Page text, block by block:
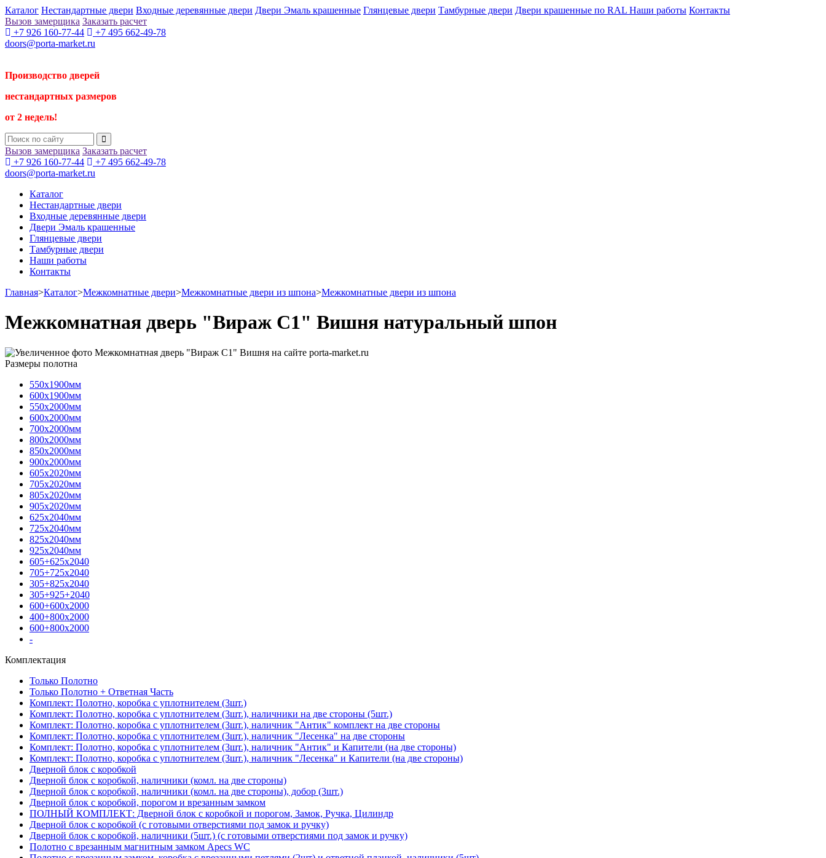
Каталог Нестандартные двери Входные деревянные двери Двери Эмаль крашенные Глянцевые двери Тамбурные двери Двери крашенные по RAL Наши работы Контакты
Вызов замерщика Заказать расчет
+7 926 160-77-44
+7 495 662-49-78
doors@porta-market.ru
Производство дверей
нестандартных размеров
от 2 недель!
Вызов замерщика Заказать расчет
+7 926 160-77-44
+7 495 662-49-78
doors@porta-market.ru
Каталог
Нестандартные двери
Входные деревянные двери
Двери Эмаль крашенные
Глянцевые двери
Тамбурные двери
Наши работы
Контакты
Главная>Каталог>Межкомнатные двери>Межкомнатные двери из шпона>Межкомнатные двери из шпона
Межкомнатная дверь "Вираж С1" Вишня натуральный шпон
Размеры полотна
550х1900мм
600х1900мм
550х2000мм
600х2000мм
700х2000мм
800х2000мм
850х2000мм
900х2000мм
605х2020мм
705х2020мм
805х2020мм
905х2020мм
625х2040мм
725х2040мм
825х2040мм
925х2040мм
605+625х2040
705+725х2040
305+825х2040
305+925+2040
600+600х2000
400+800х2000
600+800х2000
-
Комплектация
Только Полотно
Только Полотно + Ответная Часть
Комплект: Полотно, коробка с уплотнителем (3шт.)
Комплект: Полотно, коробка с уплотнителем (3шт.), наличники на две стороны (5шт.)
Комплект: Полотно, коробка с уплотнителем (3шт.), наличник "Антик" комплект на две стороны
Комплект: Полотно, коробка с уплотнителем (3шт.), наличник "Лесенка" на две стороны
Комплект: Полотно, коробка с уплотнителем (3шт.), наличник "Антик" и Капители (на две стороны)
Комплект: Полотно, коробка с уплотнителем (3шт.), наличник "Лесенка" и Капители (на две стороны)
Дверной блок с коробкой
Дверной блок с коробкой, наличники (комл. на две стороны)
Дверной блок с коробкой, наличники (комл. на две стороны), добор (3шт.)
Дверной блок с коробкой, порогом и врезанным замком
ПОЛНЫЙ КОМПЛЕКТ: Дверной блок с коробкой и порогом, Замок, Ручка, Цилиндр
Дверной блок с коробкой (с готовыми отверстиями под замок и ручку)
Дверной блок с коробкой, наличники (5шт.) (с готовыми отверстиями под замок и ручку)
Полотно с врезанным магнитным замком Apecs WC